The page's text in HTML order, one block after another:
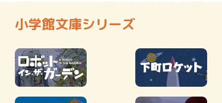
小学館文庫シリーズ